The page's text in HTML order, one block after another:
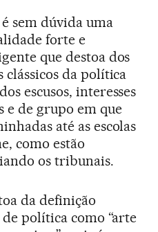
sem dúvida uma
forte e
que destoa dos
clássicos da política
escusos, interesses
e de grupo em que
até as escolas
como estão
os tribunais.
da definição
de política como “arte